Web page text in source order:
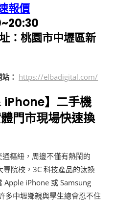
報價
：桃園市中壢區新
： https://elbadigital.com/
iPhone】二手機
門市現場快速換
樞紐，周邊不僅有熱鬧的
院校，3C 科技產品的汰換
Apple iPhone 或 Samsung
多中壢鄉親與學生總會忍不住